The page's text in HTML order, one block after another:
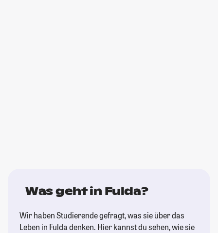
Was geht in Fulda?
Wir haben Studierende gefragt, was sie über das
Leben in Fulda denken. Hier kannst du sehen, wie sie